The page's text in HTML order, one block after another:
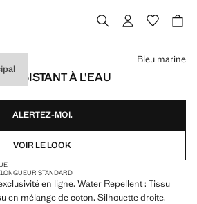
À L’EAU
]
Bleu marine
ALERTEZ-MOI.
VOIR LE LOOK
LONGUEUR STANDARD
en ligne. Water Repellent : Tissu
en mélange de coton. Silhouette droite.